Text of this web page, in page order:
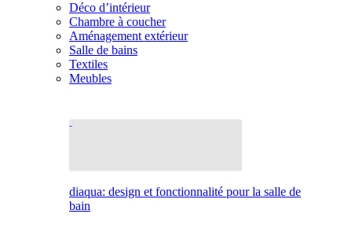
Déco d’intérieur
Chambre à coucher
Aménagement extérieur
Salle de bains
Textiles
Meubles
diaqua: design et fonctionnalité pour la salle de
bain